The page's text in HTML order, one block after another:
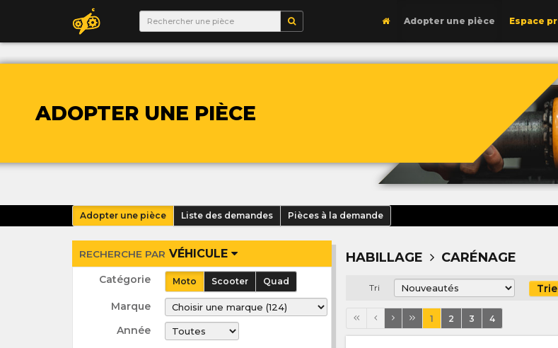
Adopter une pièce Espace
ADOPTER UNE PIÈCE
Adopter une pièce Liste des demandes Pièces à la demande
RECHERCHE PAR VÉHICULE
Catégorie Moto Scooter Quad
Marque
Année
HABILLAGE CARÉNAGE
Tri
1 2 3 4